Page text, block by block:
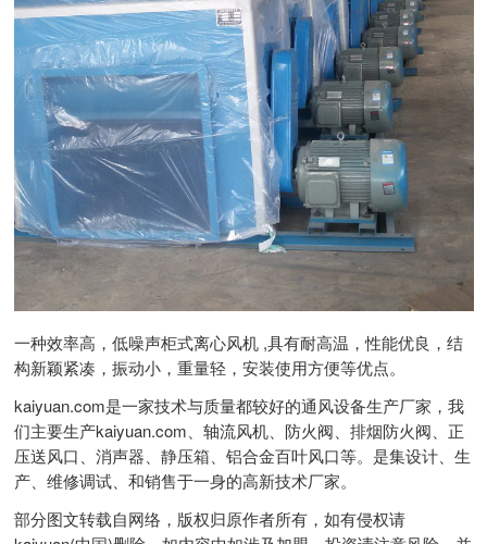
一种效率高，低噪声柜式离心风机 ,具有耐高温，性能优良，结
构新颖紧凑，振动小，重量轻，安装使用方便等优点。
kaiyuan.com是一家技术与质量都较好的通风设备生产厂家，我
们主要生产kaiyuan.com、轴流风机、防火阀、排烟防火阀、正
压送风口、消声器、静压箱、铝合金百叶风口等。是集设计、生
产、维修调试、和销售于一身的高新技术厂家。
部分图文转载自网络，版权归原作者所有，如有侵权请